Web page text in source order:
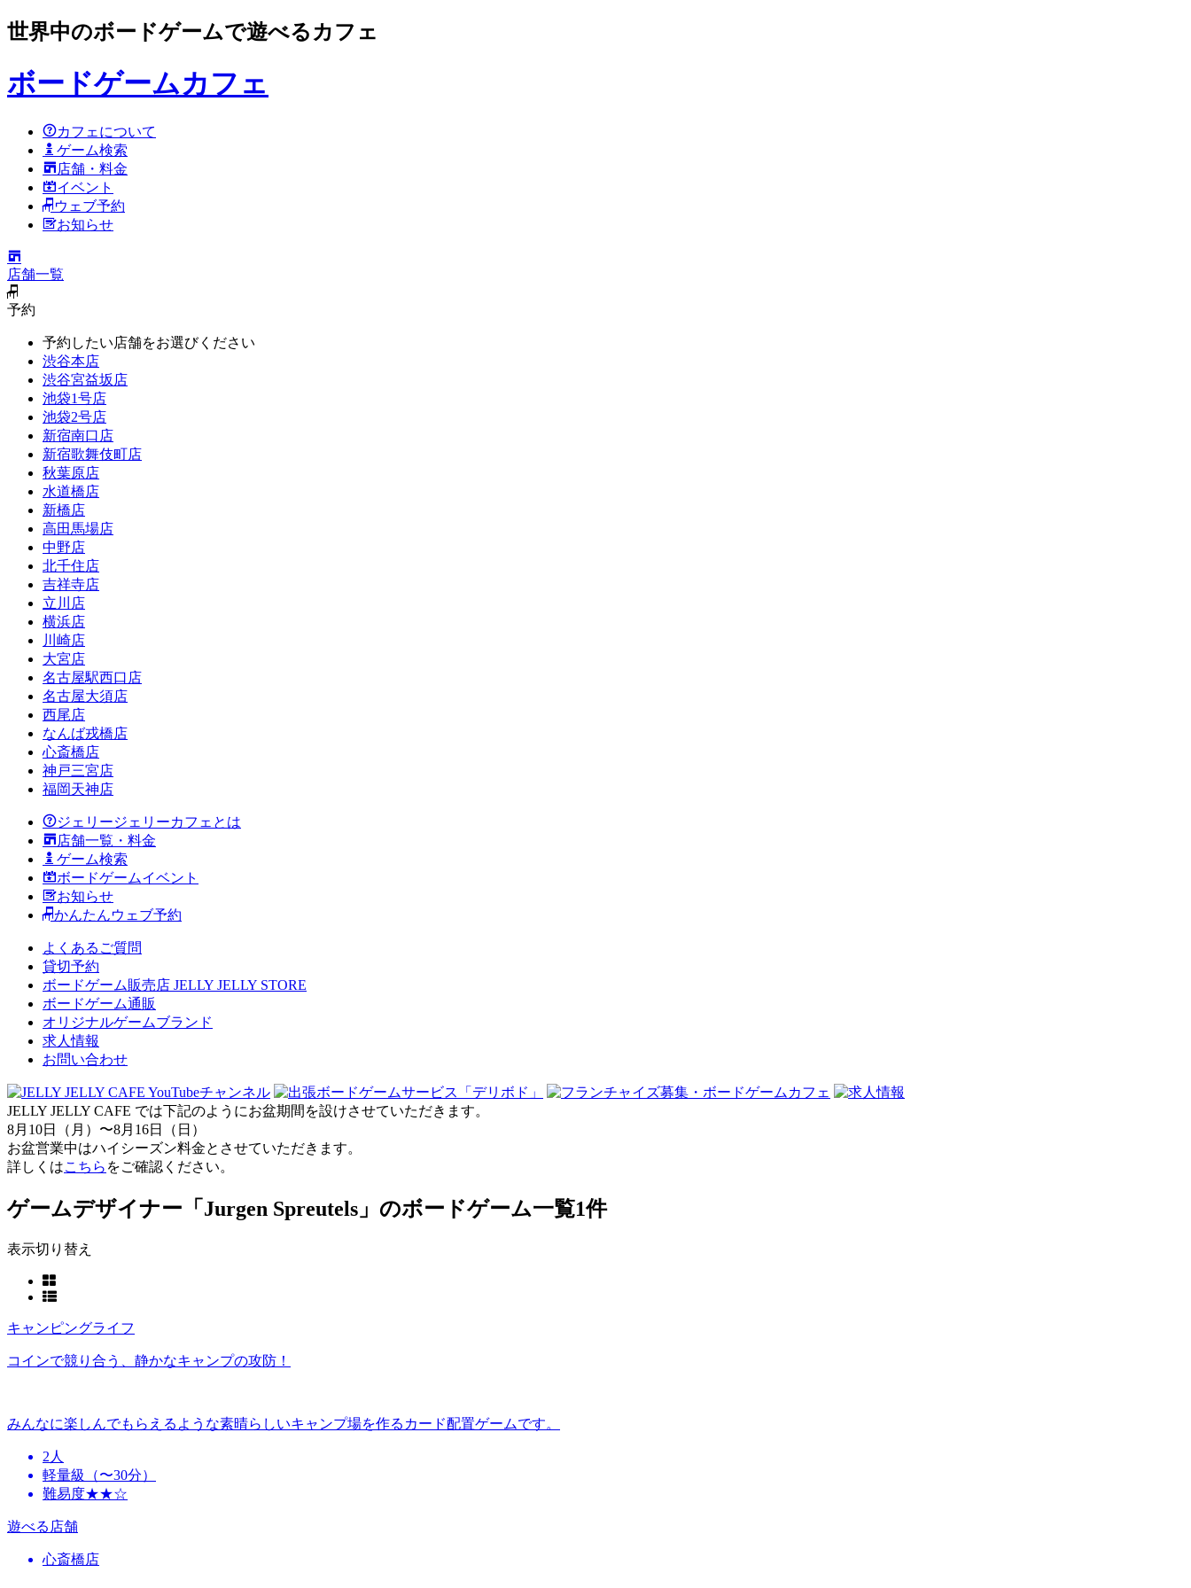
世界中のボードゲームで遊べるカフェ
ボードゲームカフェ
カフェについて
ゲーム検索
店舗・料金
イベント
ウェブ予約
お知らせ
店舗一覧
予約
予約したい店舗をお選びください
渋谷本店
渋谷宮益坂店
池袋1号店
池袋2号店
新宿南口店
新宿歌舞伎町店
秋葉原店
水道橋店
新橋店
高田馬場店
中野店
北千住店
吉祥寺店
立川店
横浜店
川崎店
大宮店
名古屋駅西口店
名古屋大須店
西尾店
なんば戎橋店
心斎橋店
神戸三宮店
福岡天神店
ジェリージェリーカフェとは
店舗一覧・料金
ゲーム検索
ボードゲームイベント
お知らせ
かんたんウェブ予約
よくあるご質問
貸切予約
ボードゲーム販売店 JELLY JELLY STORE
ボードゲーム通販
オリジナルゲームブランド
求人情報
お問い合わせ
JELLY JELLY CAFE では下記のようにお盆期間を設けさせていただきます。
8月10日（月）〜8月16日（日）
お盆営業中はハイシーズン料金とさせていただきます。
詳しくはこちら をご確認ください。
ゲームデザイナー「Jurgen Spreutels」のボードゲーム一覧1件
表示切り替え
キャンピングライフ
コインで競り合う、静かなキャンプの攻防！
みんなに楽しんでもらえるような素晴らしいキャンプ場を作るカード配置ゲームです。
2人
軽量級（〜30分）
難易度★★☆
遊べる店舗
心斎橋店